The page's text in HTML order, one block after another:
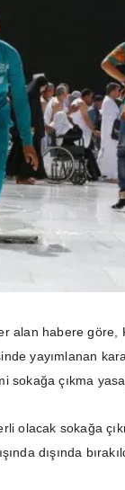
alan habere göre,
yayımlanan
sokağa çıkma
olacak sokağa
dışında